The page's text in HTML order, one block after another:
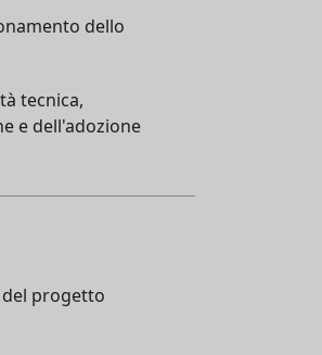
dello
tecnica,
e dell'adozione
progetto